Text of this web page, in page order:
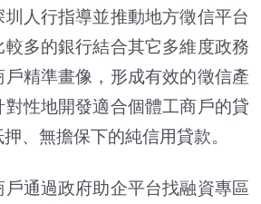
圳人行指導並推動地方徵信平台
多的銀行結合其它多維度政務
精準畫像，形成有效的徵信產
性地開發適合個體工商戶的貸
、無擔保下的純信用貸款。
通過政府助企平台找融資專區